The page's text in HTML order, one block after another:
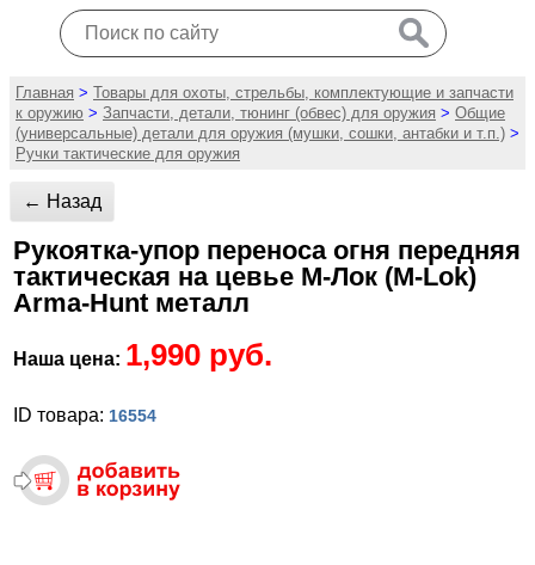
Главная > Товары для охоты, стрельбы, комплектующие и запчасти
к оружию > Запчасти, детали, тюнинг (обвес) для оружия > Общие
(универсальные) детали для оружия (мушки, сошки, антабки и т.п.) >
Ручки тактические для оружия
← Назад
Рукоятка-упор переноса огня передняя
тактическая на цевье М-Лок (M-Lok)
Arma-Hunt металл
Наша цена: 1,990 руб.
ID товара: 16554